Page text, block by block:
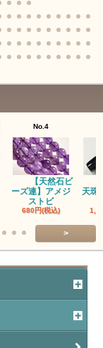
No.4
【天然石ビ
ーズ連】アメジ
ストビ
680円(税込)
天珠
>